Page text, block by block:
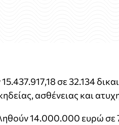
σε 32.134
ασθένειας και
14.000.000 ευρώ σε